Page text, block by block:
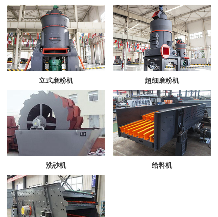
立式磨粉机 超细磨粉机
洗砂机 给料机